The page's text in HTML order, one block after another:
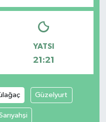
YATSI
21:21
Güzelyurt